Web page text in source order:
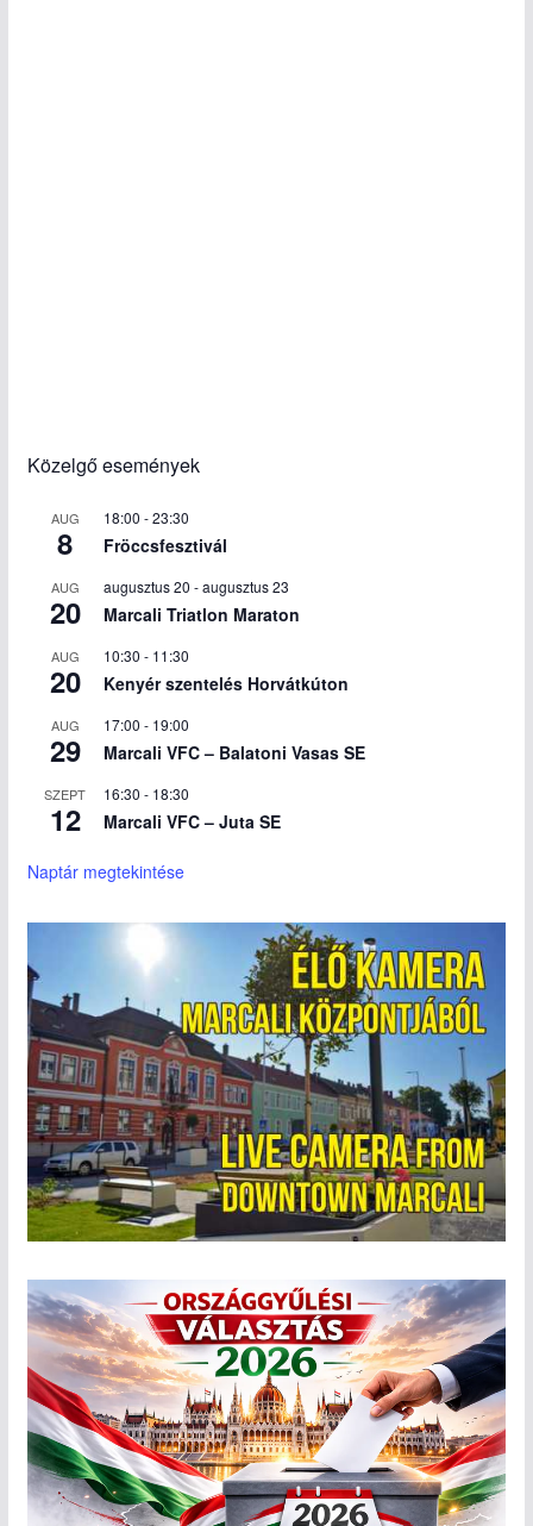
Közelgő események
AUG
8
18:00 -23:30
Fröccsfesztivál
AUG
20
augusztus 20 -augusztus 23
Marcali Triatlon Maraton
AUG
20
10:30 - 11:30
Kenyér szentelés Horvátkúton
AUG
29
17:00 - 19:00
Marcali VFC – Balatoni Vasas SE
SZEPT
12
16:30 - 18:30
Marcali VFC – Juta SE
Naptár megtekintése